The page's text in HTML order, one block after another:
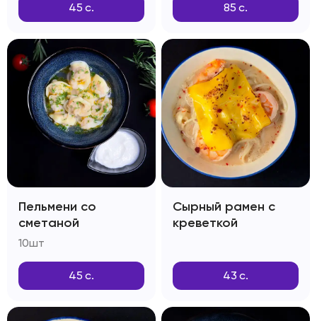
45 с. 85 с.
Пельмени со
сметаной
10шт
45 с.
Сырный рамен с
креветкой
43 с.